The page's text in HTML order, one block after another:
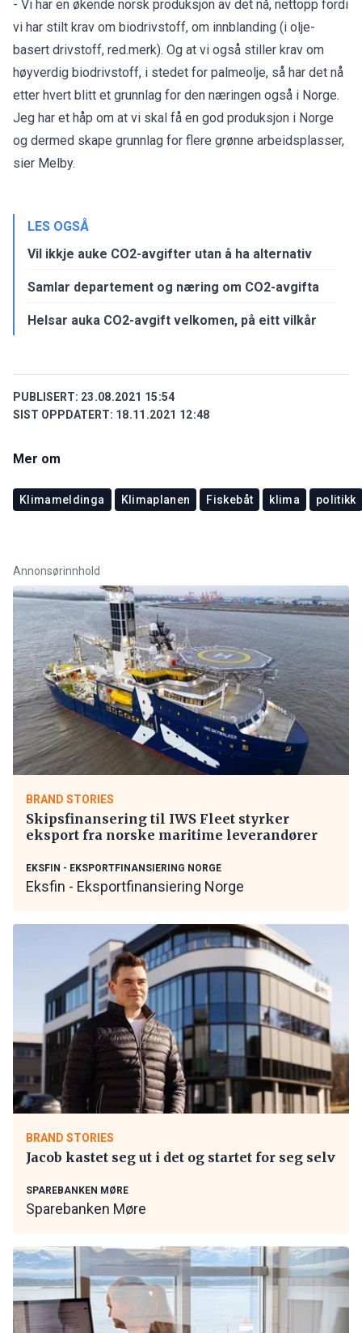
- Vi har en økende norsk produksjon av det nå, nettopp fordi
vi har stilt krav om biodrivstoff, om innblanding (i olje-
basert drivstoff, red.merk). Og at vi også stiller krav om
høyverdig biodrivstoff, i stedet for palmeolje, så har det nå
etter hvert blitt et grunnlag for den næringen også i Norge.
Jeg har et håp om at vi skal få en god produksjon i Norge
og dermed skape grunnlag for flere grønne arbeidsplasser,
sier Melby.
LES OGSÅ
Vil ikkje auke CO2-avgifter utan å ha alternativ
Samlar departement og næring om CO2-avgifta
Helsar auka CO2-avgift velkomen, på eitt vilkår
PUBLISERT: 23.08.2021 15:54
SIST OPPDATERT: 18.11.2021 12:48
Mer om
Klimameldinga Klimaplanen Fiskebåt klima politikk
Annonsørinnhold
BRAND STORIES
Skipsfinansering til IWS Fleet styrker
eksport fra norske maritime leverandører
EKSFIN - EKSPORTFINANSIERING NORGE
Eksfin - Eksportfinansiering Norge
BRAND STORIES
Jacob kastet seg ut i det og startet for seg selv
SPAREBANKEN MØRE
Sparebanken Møre